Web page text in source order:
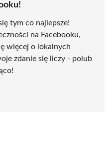
tym co najlepsze!
na Facebooku,
więcej o lokalnych
zdanie się liczy - polub